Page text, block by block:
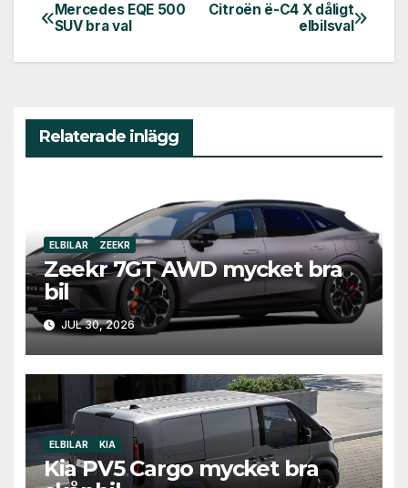
Inläggsnavigering
Citroën ë-C4 X dåligt
elbilsval
Mercedes EQE 500
SUV bra val
Relaterade inlägg
ELBILAR ZEEKR
Zeekr 7GT AWD mycket bra
bil
JUL 30, 2026
ELBILAR KIA
Kia PV5 Cargo mycket bra